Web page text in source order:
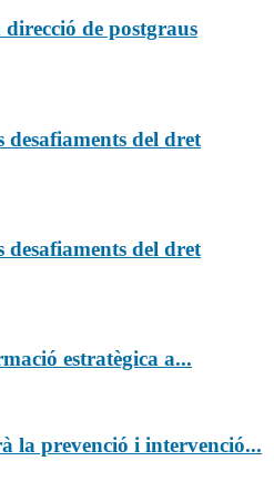
de postgraus
del dret
del dret
estratègica a...
la prevenció i intervenció...